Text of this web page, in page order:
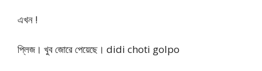
এখন !
প্লিজ। খুব জোরে পেয়েছে। didi choti golpo